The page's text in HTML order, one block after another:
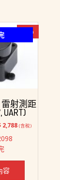
-7%
雷射測距
。
2,788目
NT$ 2,788。
(含稅)
容